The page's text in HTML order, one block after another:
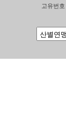
고유번